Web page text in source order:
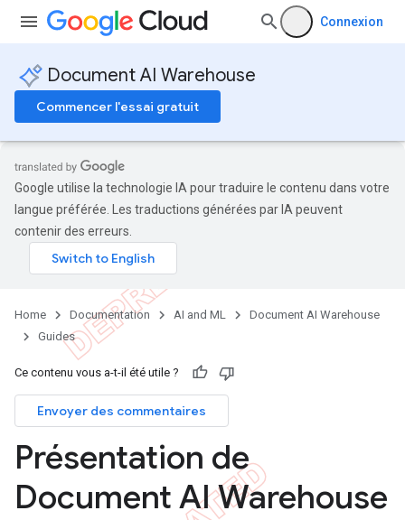
Connexion
Document AI Warehouse
Commencer l'essai gratuit
Google utilise la technologie IA pour traduire le contenu dans votre
langue préférée. Les traductions générées par IA peuvent
contenir des erreurs.
Home Documentation AI and ML
Document AI Warehouse
Guides
Ce contenu vous a-t-il été utile ?
Envoyer des commentaires
Présentation de
Document AI Warehouse